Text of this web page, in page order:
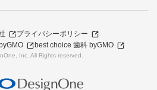
プライバシーポリシー
best choice 歯科 byGMO
Inc. All Rights reserved.